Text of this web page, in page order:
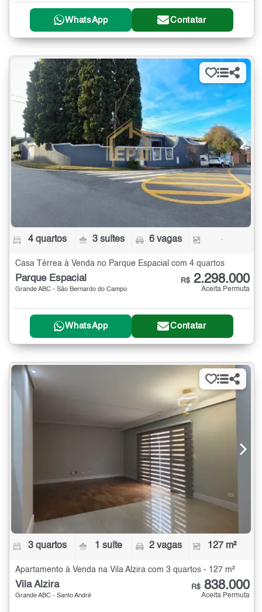
WhatsApp Contatar
4 quartos 3 suítes 6 vagas -
Casa Térrea à Venda no Parque Espacial com 4 quartos
Parque Espacial
Grande ABC - São Bernardo do Campo
R$ 2.298.000
Aceita Permuta
WhatsApp Contatar
3 quartos 1 suíte 2 vagas 127 m²
Apartamento à Venda na Vila Alzira com 3 quartos - 127 m²
Vila Alzira
Grande ABC - Santo André
R$ 838.000
Aceita Permuta